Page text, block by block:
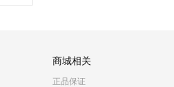
商城相关
正品保证